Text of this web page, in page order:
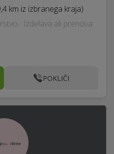
km iz izbranega kraja)
· Izdelava ali prenova
POKLIČI